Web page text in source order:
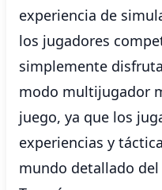
experiencia de
los jugadores
simplemente
modo multijugador
juego, ya que los
experiencias y
mundo detallado